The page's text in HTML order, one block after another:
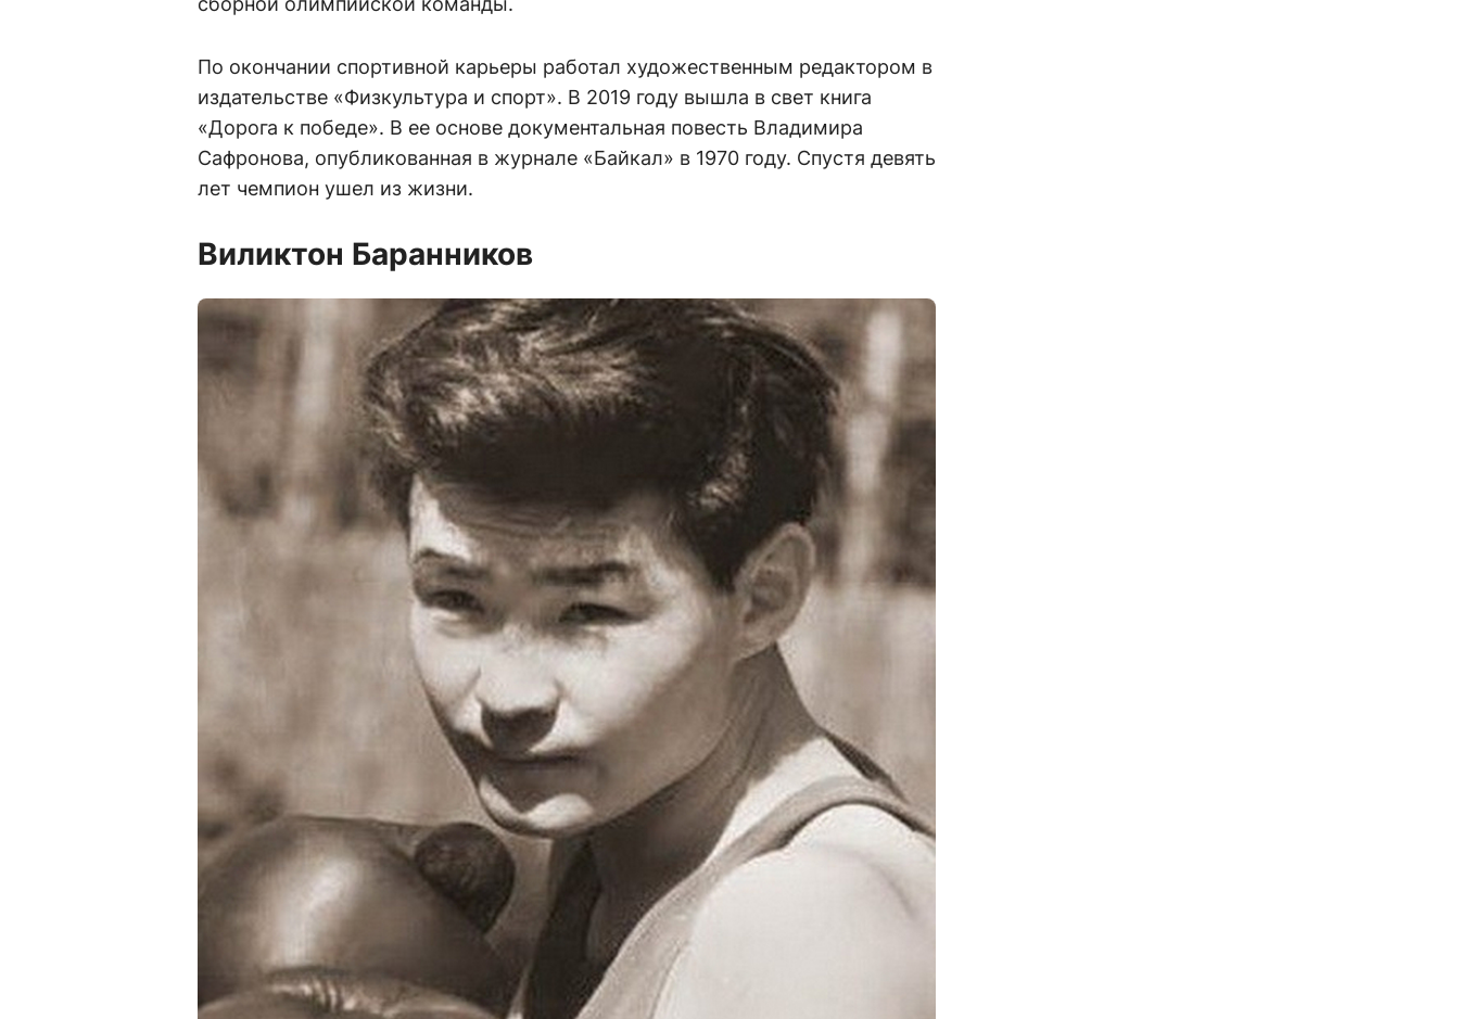
По окончании спортивной карьеры работал художественным редактором в
издательстве «Физкультура и спорт». В 2019 году вышла в свет книга
«Дорога к победе». В ее основе документальная повесть Владимира
Сафронова, опубликованная в журнале «Байкал» в 1970 году. Спустя девять
лет чемпион ушел из жизни.
Виликтон Баранников